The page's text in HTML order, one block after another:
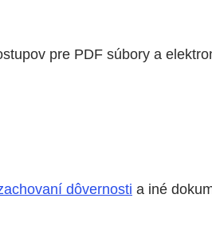
pre PDF súbory a
dôvernosti a iné